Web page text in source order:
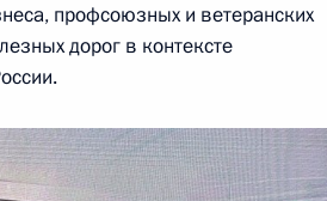
профсоюзных и ветеранских
дорог в контексте